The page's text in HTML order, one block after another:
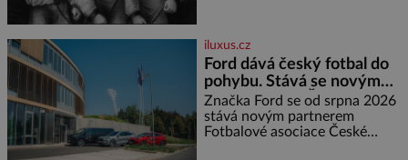
nemůže, protože žádné nemá,
spokojí se lupič s několika
měďáky a štůčky látky. Zraněná
žena pár dní nato umírá. Je to
muž nebývale krutý. Jeho činy
budí hrůzu ještě dlouho po jeho
smrti
iluxus.cz
Ford dává český fotbal do
pohybu. Stává se novým
partnerem FAČR
Značka Ford se od srpna 2026
stává novým partnerem
Fotbalové asociace České